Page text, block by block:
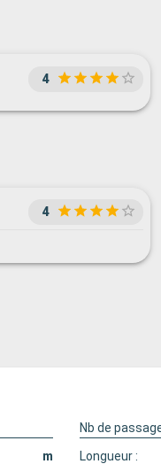
4
4
Nb de
m Longueur :